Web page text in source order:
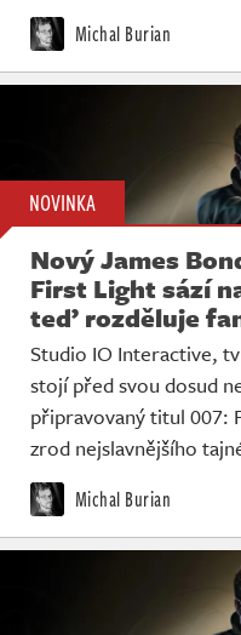
Michal Burian
NOVINKA
Nový James
First Light sází
teď rozděluje
Studio IO Interactive,
stojí před svou dosud
připravovaný titul 007:
zrod nejslavnějšího
Michal Burian